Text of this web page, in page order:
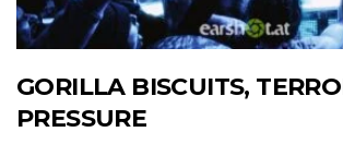
GORILLA BISCUITS,
PRESSURE